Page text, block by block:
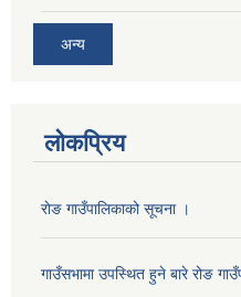
अन्य
लोकप्रिय
राेङ गाउँपालिकाको सूचना ।
गाउँसभामा उपस्थित हुने बारे रोङ